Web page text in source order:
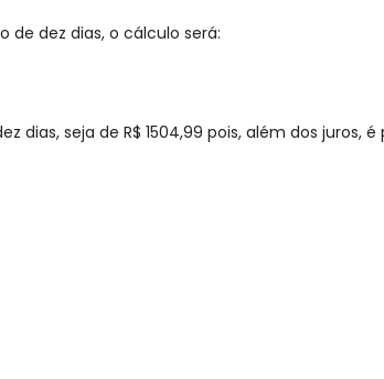
de dez dias, o cálculo será:
seja de R$ 1504,99 pois, além dos juros,